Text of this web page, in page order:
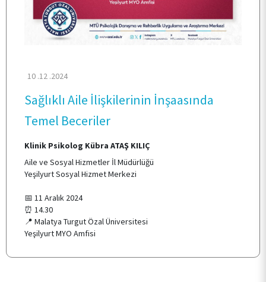
ARAŞTIRMA
TOPLUMSAL KATKI
E-HİZMET
10 .12 .2024
Sağlıklı Aile İlişkilerinin İnşaasında
Temel Beceriler
Klinik Psikolog Kübra ATAŞ KILIÇ
Aile ve Sosyal Hizmetler İl Müdürlüğü
Yeşilyurt Sosyal Hizmet Merkezi
📅 11 Aralık 2024
⏰ 14.30
📍 Malatya Turgut Özal Üniversitesi
Yeşilyurt MYO Amfisi